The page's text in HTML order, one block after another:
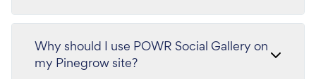
Why should I use POWR Social Gallery on
my Pinegrow site?